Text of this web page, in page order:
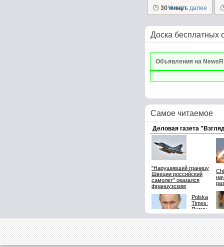
равнодушными....
30 минут
Читать далее
Доска бесплатных
Объявления на
Самое читаемое